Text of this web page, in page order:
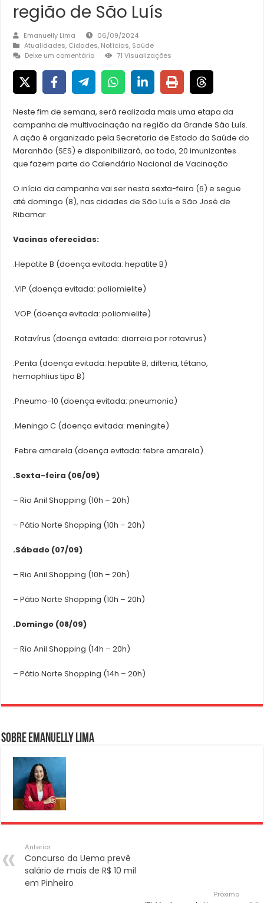
região de São Luís
Emanuelly Lima
06/09/2024
Atualidades, Cidades, Notícias, Saúde
Deixe um comentário
71 Visualizações
Neste fim de semana, será realizada mais uma etapa da
campanha de multivacinação na região da Grande São Luís.
A ação é organizada pela Secretaria de Estado da Saúde do
Maranhão (SES) e disponibilizará, ao todo, 20 imunizantes
que fazem parte do Calendário Nacional de Vacinação.
O início da campanha vai ser nesta sexta-feira (6) e segue
até domingo (8), nas cidades de São Luís e São José de
Ribamar.
Vacinas oferecidas:
.Hepatite B (doença evitada: hepatite B)
.VIP (doença evitada: poliomielite)
.VOP (doença evitada: poliomielite)
.Rotavírus (doença evitada: diarreia por rotavirus)
.Penta (doença evitada: hepatite B, difteria, tétano,
hemophlius tipo B)
.Pneumo-10 (doença evitada: pneumonia)
.Meningo C (doença evitada: meningite)
.Febre amarela (doença evitada: febre amarela).
.Sexta-feira (06/09)
– Rio Anil Shopping (10h – 20h)
– Pátio Norte Shopping (10h – 20h)
.Sábado (07/09)
– Rio Anil Shopping (10h – 20h)
– Pátio Norte Shopping (10h – 20h)
.Domingo (08/09)
– Rio Anil Shopping (14h – 20h)
– Pátio Norte Shopping (14h – 20h)
Sobre Emanuelly Lima
Anterior
Concurso da Uema prevê
salário de mais de R$ 10 mil
em Pinheiro
Próximo